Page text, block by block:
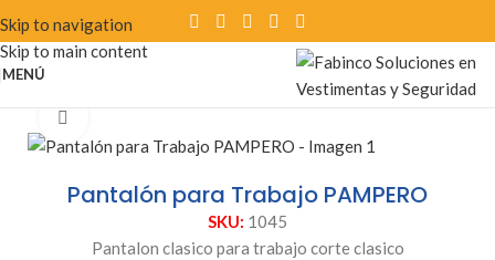
Skip to navigation
Skip to main content
MENÚ
Pantalón para Trabajo PAMPERO
SKU: 1045
Pantalon clasico para trabajo corte clasico